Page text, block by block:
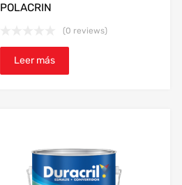
POLACRIN
(0 reviews)
Leer más